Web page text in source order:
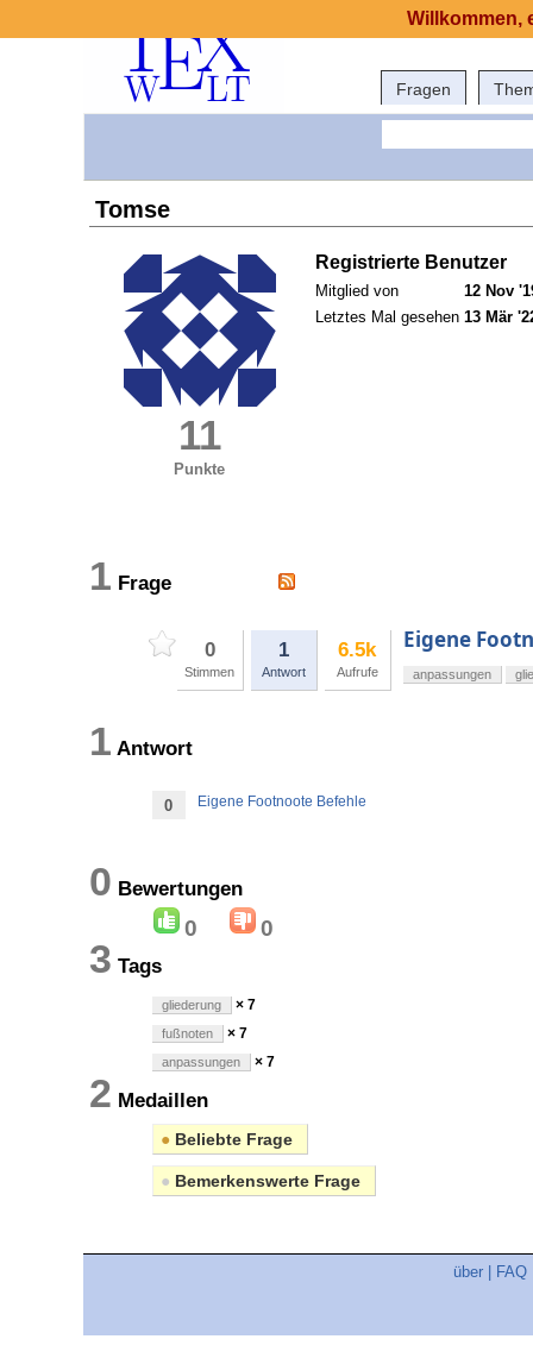
Fragen
Tomse
11
Punkte
Registrierte Benutzer
Mitglied von
12 Nov
Letztes Mal gesehen 13 Mär
1 Frage
0
Stimmen
1
Antwort
6.5k
Aufrufe
Eigene
anpassungen
1 Antwort
0 Eigene Footnoote Befehle
0 Bewertungen
0 0
3 Tags
gliederung × 7
fußnoten × 7
anpassungen × 7
2 Medaillen
● Beliebte Frage
● Bemerkenswerte Frage
über FAQ
Willkommen,